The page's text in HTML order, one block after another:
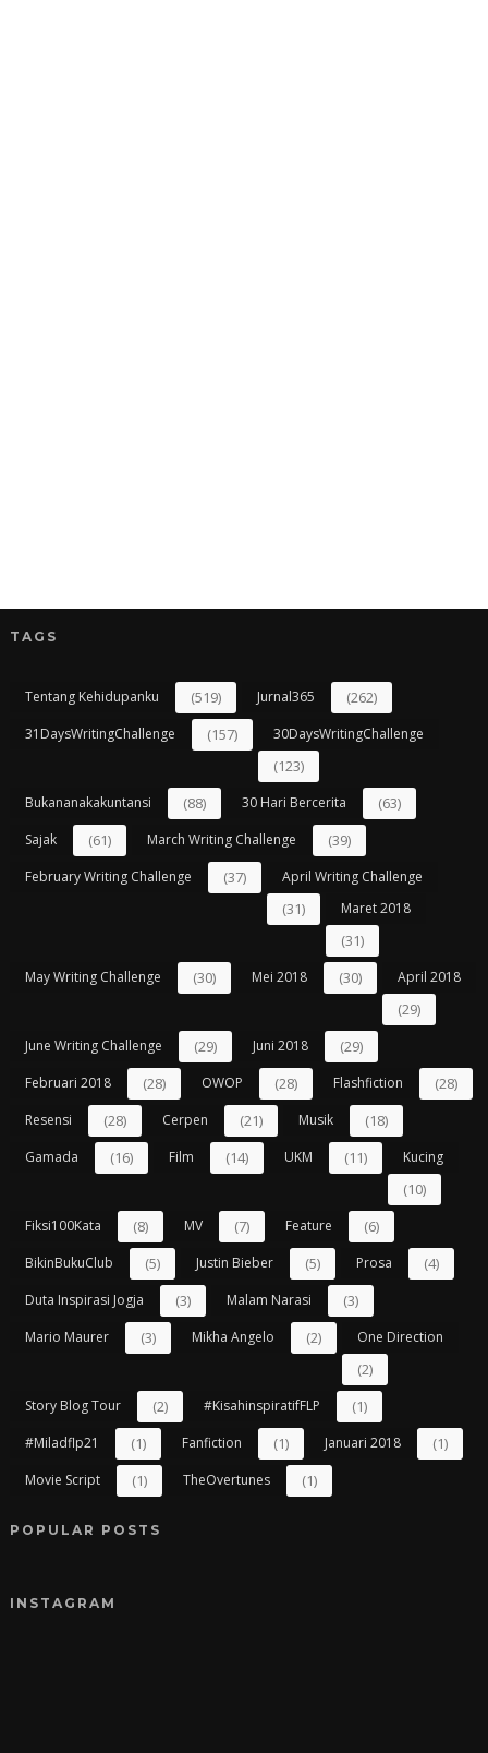
TAGS
Tentang Kehidupanku (519) Jurnal365 (262)
31DaysWritingChallenge (157) 30DaysWritingChallenge
(123)
Bukananakakuntansi (88) 30 Hari Bercerita (63)
Sajak (61) March Writing Challenge (39)
February Writing Challenge (37) April Writing Challenge
(31) Maret 2018
(31)
May Writing Challenge (30) Mei 2018 (30) April 2018
(29)
June Writing Challenge (29) Juni 2018 (29)
Februari 2018 (28) OWOP (28) Flashfiction (28)
Resensi (28) Cerpen (21) Musik (18)
Gamada (16) Film (14) UKM (11) Kucing
(10)
Fiksi100Kata (8) MV (7) Feature (6)
BikinBukuClub (5) Justin Bieber (5) Prosa (4)
Duta Inspirasi Jogja (3) Malam Narasi (3)
Mario Maurer (3) Mikha Angelo (2) One Direction
(2)
Story Blog Tour (2) #kisahinspiratifFLP (1)
#miladflp21 (1) Fanfiction (1) Januari 2018 (1)
Movie Script (1) TheOvertunes (1)
POPULAR POSTS
INSTAGRAM